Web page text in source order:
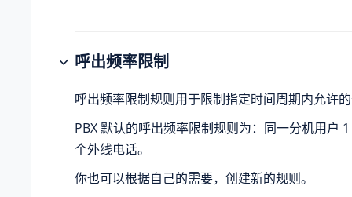
呼出频率限制
呼出频率限制规则用于限制指定时间周期内允许
PBX 默认的呼出频率限制规则为：同一分机用户
个外线电话。
你也可以根据自己的需要，创建新的规则。